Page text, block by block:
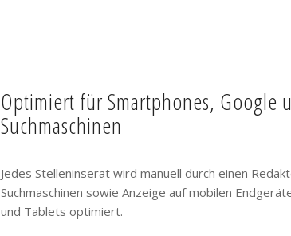
Optimiert für Smartphones, Google
Suchmaschinen
Jedes Stelleninserat wird manuell durch einen
Suchmaschinen sowie Anzeige auf mobilen
und Tablets optimiert.